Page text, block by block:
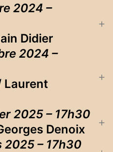
2024 –
Didier
2024 –
Laurent
2025 – 17h30
Denoix
2025 – 17h30